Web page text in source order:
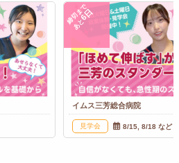
締切まで
あと
6日
イムス三芳総合病院
見学会 8/15, 8/18 など